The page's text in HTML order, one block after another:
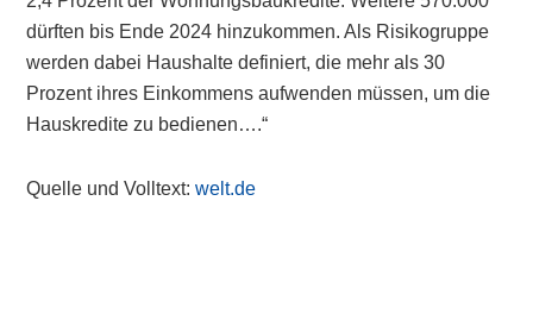
dürften bis Ende 2024 hinzukommen. Als Risikogruppe
werden dabei Haushalte definiert, die mehr als 30
Prozent ihres Einkommens aufwenden müssen, um die
Hauskredite zu bedienen….“
Quelle und Volltext:welt.de